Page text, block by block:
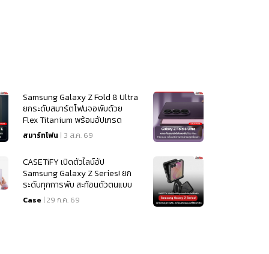
Samsung Galaxy Z Fold 8 Ultra
ยกระดับสมาร์ตโฟนจอพับด้วย
Flex Titanium พร้อมอัปเกรด
สเปคจอสุดเนียนตา
สมาร์ทโฟน | 3 ส.ค. 69
CASETiFY เปิดตัวไลน์อัป
Samsung Galaxy Z Series! ยก
ระดับทุกการพับ สะท้อนตัวตนแบบ
ไร้ขีดจำกัด
Case | 29 ก.ค. 69